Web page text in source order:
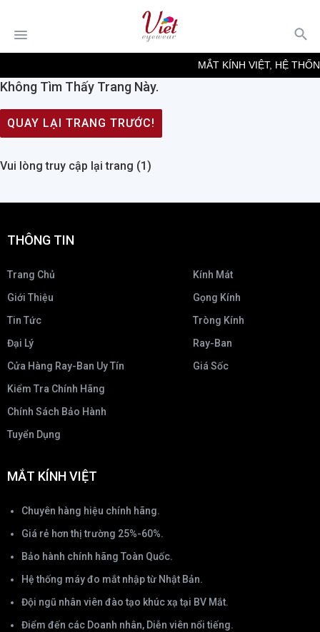
MẮT KÍNH VIỆT, HỆ
Không Tìm Thấy Trang Này.
QUAY LẠI TRANG TRƯỚC!
Vui lòng truy cập lại trang (1)
THÔNG TIN
Trang Chủ
Giới Thiệu
Tin Tức
Đại Lý
Cửa Hàng Ray-Ban Uy Tín
Kiểm Tra Chính Hãng
Chính Sách Bảo Hành
Tuyển Dụng
Kính Mát
Gọng Kính
Tròng Kính
Ray-Ban
Giá Sốc
MẮT KÍNH VIỆT
Chuyên hàng hiệu chính hãng.
Giá rẻ hơn thị trường 25%-60%.
Bảo hành chính hãng Toàn Quốc.
Hệ thống máy đo mắt nhập từ Nhật Bản.
Đội ngũ nhân viên đào tạo khúc xạ tại BV Mắt.
Điểm đến các Doanh nhân, Diễn viên nổi tiếng.